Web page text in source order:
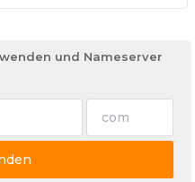
und Nameserver